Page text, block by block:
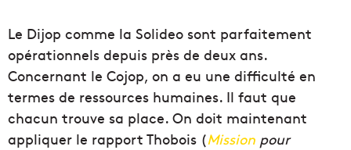
Le Dijop comme la Solideo sont parfaitement
opérationnels depuis près de deux ans.
Concernant le Cojop, on a eu une difficulté en
termes de ressources humaines. Il faut que
chacun trouve sa place. On doit maintenant
appliquer le rapport Thobois (Mission pour